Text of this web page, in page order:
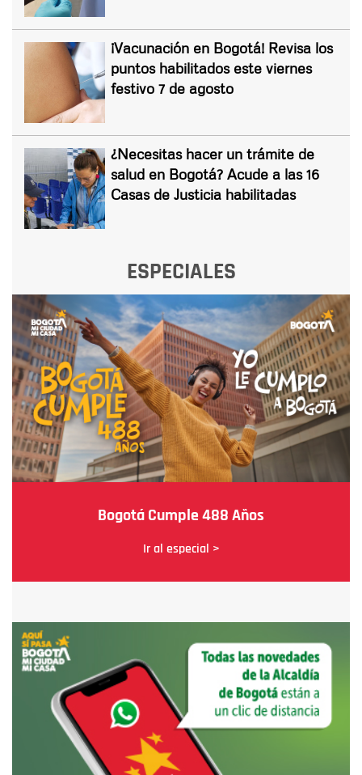
¡Vacunación en Bogotá! Revisa los
puntos habilitados este viernes
festivo 7 de agosto
¿Necesitas hacer un trámite de
salud en Bogotá? Acude a las 16
Casas de Justicia habilitadas
ESPECIALES
Bogotá Cumple 488 Años
Ir al especial >